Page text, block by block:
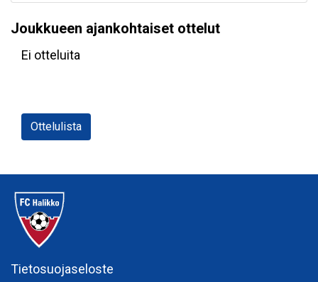
Joukkueen ajankohtaiset ottelut
Ei otteluita
Ottelulista
Tietosuojaseloste